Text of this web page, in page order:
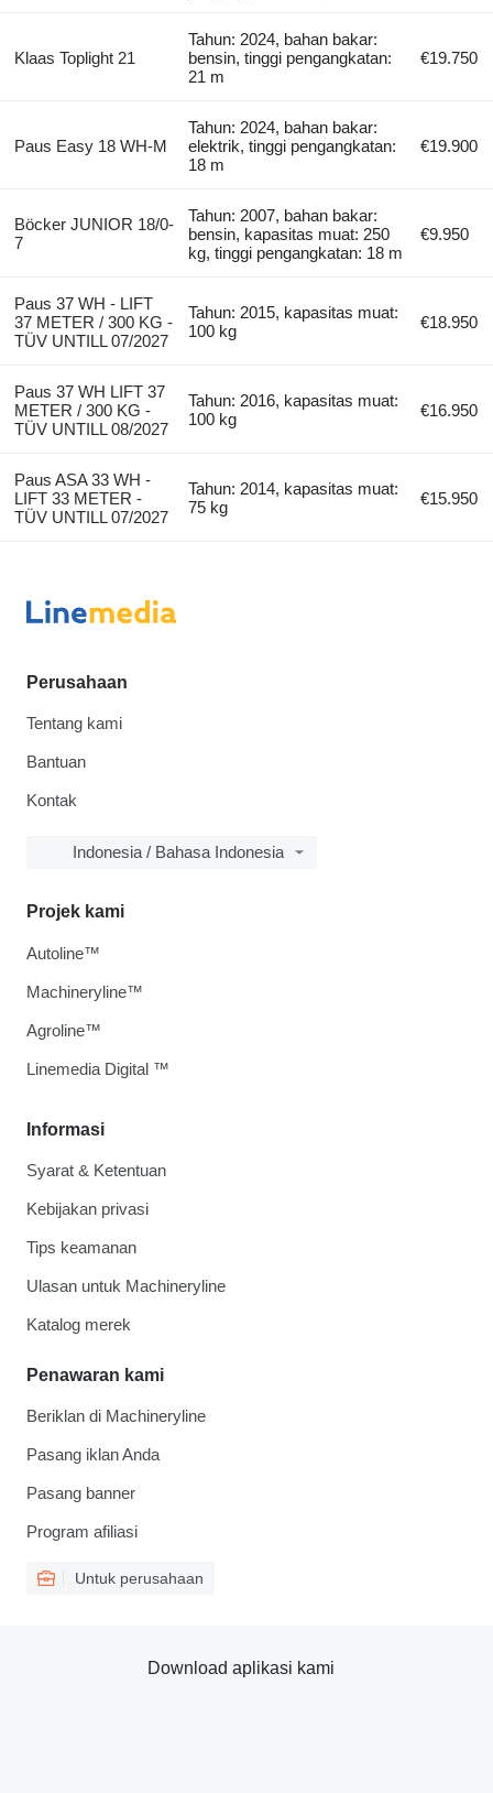
Klaas Toplight 21
Tahun: 2024, bahan bakar:
bensin, tinggi pengangkatan:
21 m
€19.750
Paus Easy 18 WH-M
Tahun: 2024, bahan bakar:
elektrik, tinggi pengangkatan:
18 m
€19.900
Böcker JUNIOR 18/0-
7
Tahun: 2007, bahan bakar:
bensin, kapasitas muat: 250
kg, tinggi pengangkatan: 18 m
€9.950
Paus 37 WH - LIFT
37 METER / 300 KG -
TÜV UNTILL 07/2027
Tahun: 2015, kapasitas muat:
100 kg
€18.950
Paus 37 WH LIFT 37
METER / 300 KG -
TÜV UNTILL 08/2027
Tahun: 2016, kapasitas muat:
100 kg
€16.950
Paus ASA 33 WH -
LIFT 33 METER -
TÜV UNTILL 07/2027
Tahun: 2014, kapasitas muat:
75 kg
€15.950
Perusahaan
Tentang kami
Bantuan
Kontak
Indonesia / Bahasa Indonesia
Informasi
Syarat & Ketentuan
Kebijakan privasi
Tips keamanan
Ulasan untuk Machineryline
Katalog merek
Penawaran kami
Beriklan di Machineryline
Pasang iklan Anda
Pasang banner
Program afiliasi
Untuk perusahaan
Projek kami
Autoline™
Machineryline™
Agroline™
Linemedia Digital ™
Download aplikasi kami